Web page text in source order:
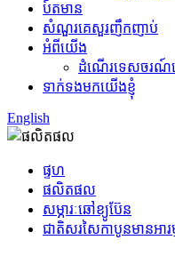
ប៍តមាន
សំណួរគេសួរញឹកញាប់
អំពីយើង
ដំណើរទេសចរណ៍
ទាក់ទងមកយើងខ្ញុំ
English
ផ្ទហ
ផលិតផល
សម្ភារៈឆៅខ្យូប៊ែន
ជាតិសរសៃកាបូនមានអា